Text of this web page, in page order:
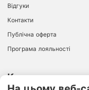
Відгуки
Контакти
Публічна оферта
Програма лояльності
Контакти